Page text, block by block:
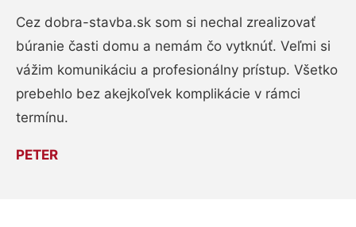
Cez dobra-stavba.sk som si nechal zrealizovať
búranie časti domu a nemám čo vytknúť. Veľmi si
vážim komunikáciu a profesionálny prístup. Všetko
prebehlo bez akejkoľvek komplikácie v rámci
termínu.
PETER